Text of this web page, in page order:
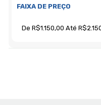
FAIXA DE PREÇO